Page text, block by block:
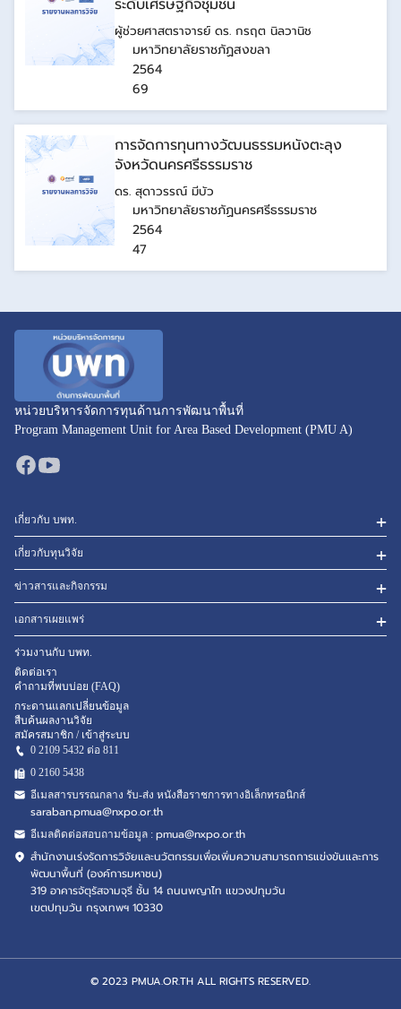
ระดับเศรษฐกิจชุมชน
ผู้ช่วยศาสตราจารย์ ดร. กรฤต นิลวานิช
มหาวิทยาลัยราชภัฏสงขลา
2564
69
การจัดการทุนทางวัฒนธรรมหนังตะลุง
จังหวัดนครศรีธรรมราช
ดร. สุดาวรรณ์ มีบัว
มหาวิทยาลัยราชภัฏนครศรีธรรมราช
2564
47
หน่วยบริหารจัดการทุนด้านการพัฒนาพื้นที่
Program Management Unit for Area Based Development (PMU A)
เกี่ยวกับ บพท.
เกี่ยวกับทุนวิจัย
ข่าวสารและกิจกรรม
เอกสารเผยแพร่
ร่วมงานกับ บพท.
ติดต่อเรา
คำถามที่พบบ่อย (FAQ)
กระดานแลกเปลี่ยนข้อมูล
สืบค้นผลงานวิจัย
สมัครสมาชิก / เข้าสู่ระบบ
0 2109 5432 ต่อ 811
0 2160 5438
อีเมลสารบรรณกลาง รับ-ส่ง หนังสือราชการทางอิเล็กทรอนิกส์
saraban.pmua@nxpo.or.th
อีเมลติดต่อสอบถามข้อมูล : pmua@nxpo.or.th
สำนักงานเร่งรัดการวิจัยและนวัตกรรมเพื่อเพิ่มความสามารถการแข่งขันและการ
พัฒนาพื้นที่ (องค์การมหาชน)
319 อาคารจัตุรัสจามจุรี ชั้น 14 ถนนพญาไท แขวงปทุมวัน
เขตปทุมวัน กรุงเทพฯ 10330
© 2023 PMUA.OR.TH ALL RIGHTS RESERVED.